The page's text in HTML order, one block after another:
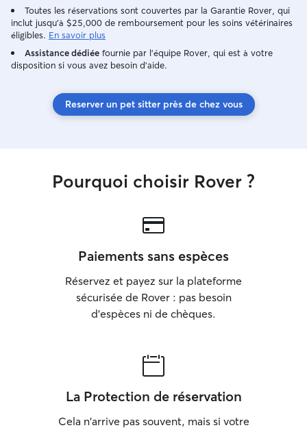
Toutes les réservations sont couvertes par la Garantie Rover, qui
inclut jusqu'à $25,000 de remboursement pour les soins vétérinaires
éligibles. En savoir plus
Assistance dédiée fournie par l'équipe Rover, qui est à votre
disposition si vous avez besoin d'aide.
Reserver un pet sitter près de chez vous
Pourquoi choisir Rover ?
Paiements sans espèces
Réservez et payez sur la plateforme
sécurisée de Rover : pas besoin
d'espèces ni de chèques.
La Protection de réservation
Cela n'arrive pas souvent, mais si votre